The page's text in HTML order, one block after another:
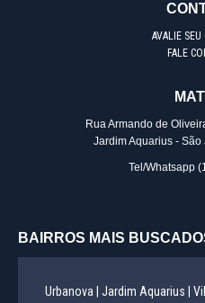
AVALIE SEU
FALE
Rua Armando de
Jardim Aquarius -
Tel/Whatsapp
BAIRROS MAIS
Urbanova | Jardim Aquarius |